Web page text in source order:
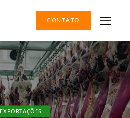
CONTATO
EXPORTAÇÕES